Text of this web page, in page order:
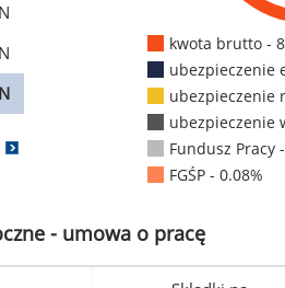
kwota brutto -
ubezpieczenie
ubezpieczenie
ubezpieczenie
Fundusz Pracy
FGŚP - 0.08%
- umowa o pracę